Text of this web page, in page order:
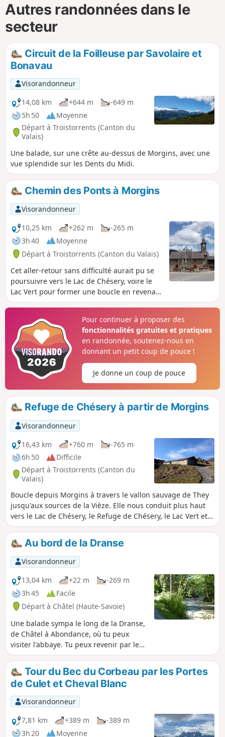
Autres randonnées dans le
secteur
Circuit de la Foilleuse par Savolaire et
Bonavau
Visorandonneur
14,08 km
+644 m
-649 m
5h 50
Moyenne
Départ à Troistorrents (Canton du
Valais)
Une balade, sur une crête au-dessus de Morgins, avec une
vue splendide sur les Dents du Midi.
Chemin des Ponts à Morgins
Visorandonneur
10,25 km
+262 m
-265 m
3h 40
Moyenne
Départ à Troistorrents (Canton du Valais)
Cet aller-retour sans difficulté aurait pu se
poursuivre vers le Lac de Chésery, voire le
Lac Vert pour former une boucle en revenant
par Tovassière mais la pluie et l'orage nous
reste un beau parcours en bordure de
torrent, agrémenté de plusieurs abris
bienvenus pour le pique-nique par temps
incertain.
Pour continuer à proposer des
fonctionnalités gratuites et pratiques
en randonnée, soutenez-nous en
donnant un petit coup de pouce !
Je donne un coup de pouce
Refuge de Chésery à partir de Morgins
Visorandonneur
16,43 km
+760 m
-765 m
6h 50
Difficile
Départ à Troistorrents (Canton du
Valais)
Boucle depuis Morgins à travers le vallon sauvage de They
jusqu'aux sources de la Vièze. Elle nous conduit plus haut
vers le Lac de Chésery, le Refuge de Chésery, le Lac Vert et
les Portes du Soleil. L'eau a sculpté des paysages
magnifiques : sources, cascades et lacs de montagne.
Au bord de la Dranse
Visorandonneur
13,04 km
+22 m
-269 m
3h 45
Facile
Départ à Châtel (Haute-Savoie)
Une balade sympa le long de la Dranse,
de Châtel à Abondance, où tu peux
visiter l'abbaye. Tu peux revenir par le
même chemin ou prendre un bus qui
circule régulièrement dans la vallée. Si
tu as un Châtel Multi-Pass, le bus est
gratuit.
Tour du Bec du Corbeau par les Portes
de Culet et Cheval Blanc
Visorandonneur
7,81 km
+389 m
-389 m
3h 20
Moyenne